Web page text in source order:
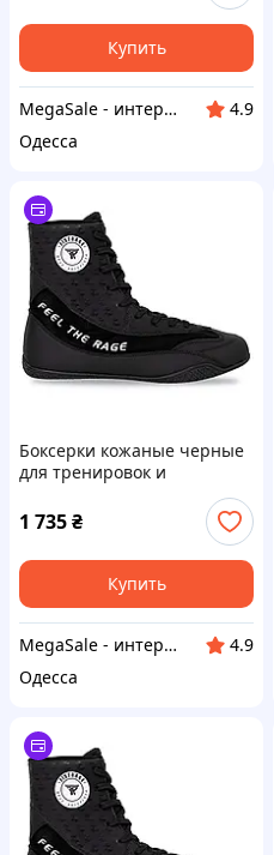
Купить
MegaSale - интернет-супермаркет
4.9
Одесса
Боксерки кожаные черные
для тренировок и
соревнований Fistrage Fight
Gear 6448 размер 43 Black
1 735₴
Купить
MegaSale - интернет-супермаркет
4.9
Одесса